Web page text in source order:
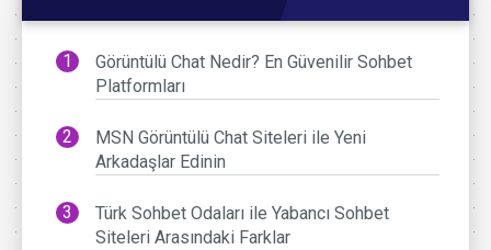
Görüntülü Chat Nedir? En Güvenilir Sohbet
Platformları
MSN Görüntülü Chat Siteleri ile Yeni
Arkadaşlar Edinin
Türk Sohbet Odaları ile Yabancı Sohbet
Siteleri Arasındaki Farklar